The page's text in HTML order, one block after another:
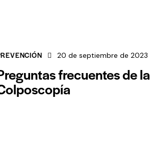
20 de septiembre de 2023
frecuentes de la